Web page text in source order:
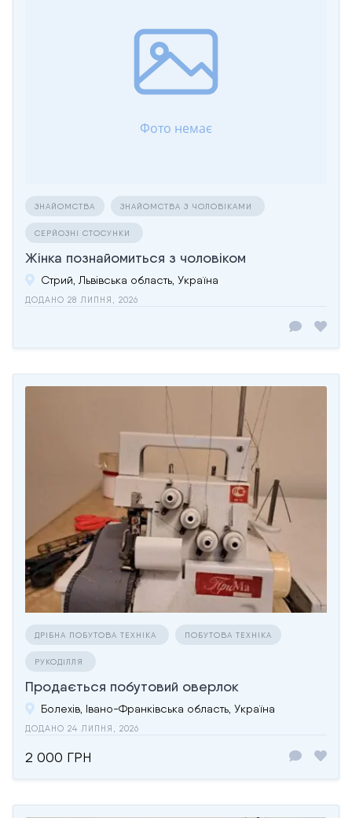
ЗНАЙОМСТВА ЗНАЙОМСТВА З ЧОЛОВІКАМИ
СЕРЙОЗНІ СТОСУНКИ
Жінка познайомиться з чоловіком
Стрий, Львівська область, Україна
ДОДАНО 28 ЛИПНЯ, 2026
ДРІБНА ПОБУТОВА ТЕХНІКА ПОБУТОВА ТЕХНІКА
РУКОДІЛЛЯ
Продається побутовий оверлок
Болехів, Івано-Франківська область, Україна
ДОДАНО 24 ЛИПНЯ, 2026
2 000 ГРН